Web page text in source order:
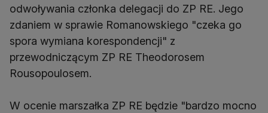
odwoływania członka delegacji do ZP RE. Jego
zdaniem w sprawie Romanowskiego "czeka go
spora wymiana korespondencji" z
przewodniczącym ZP RE Theodorosem
Rousopoulosem.
W ocenie marszałka ZP RE będzie "bardzo mocno